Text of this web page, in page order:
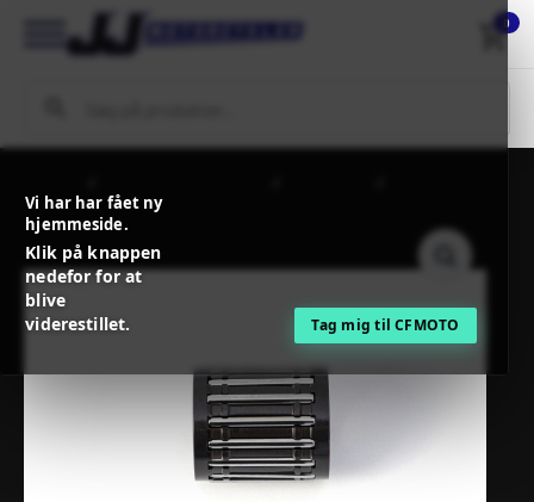
Vi har har fået ny
hjemmeside.
Klik på knappen
nedefor for at
blive
viderestillet.
Tag mig til CFMOTO
0
UPERROD 18x22x23